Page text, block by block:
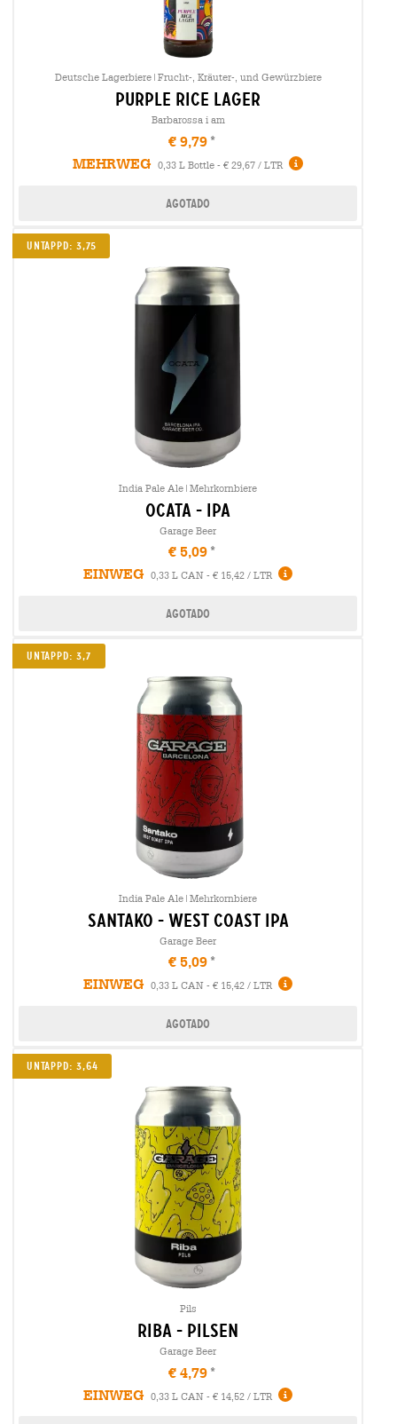
Deutsche Lagerbiere|Frucht-, Kräuter-, und Gewürzbiere
purple rice lager
Barbarossa i am
€ 9,79
MEHRWEG
0,33 L Bottle - € 29,67 / LTR
Agotado
Untappd: 3,75
India Pale Ale|Mehrkornbiere
ocata - ipa
Garage Beer
€ 5,09
EINWEG
0,33 L CAN - € 15,42 / LTR
Agotado
Untappd: 3,7
India Pale Ale|Mehrkornbiere
santako - west coast ipa
Garage Beer
€ 5,09
EINWEG
0,33 L CAN - € 15,42 / LTR
Agotado
Untappd: 3,64
Pils
riba - Pilsen
Garage Beer
€ 4,79
EINWEG
0,33 L CAN - € 14,52 / LTR